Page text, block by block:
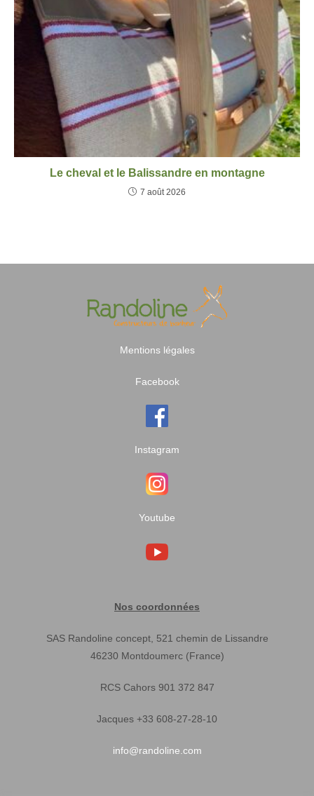
Le cheval et le Balissandre en montagne
7 août 2026
Mentions légales
Facebook
Instagram
Youtube
Nos coordonnées
SAS Randoline concept, 521 chemin de Lissandre
46230 Montdoumerc (France)
RCS Cahors 901 372 847
Jacques +33 608-27-28-10
info@randoline.com